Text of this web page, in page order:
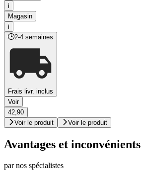
i
Magasin
i
2-4 semaines
Frais livr. inclus
Voir
42,90
Voir le produit
Voir le produit
Avantages et inconvénients
par nos spécialistes